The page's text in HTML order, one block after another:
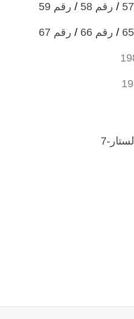
/ رقم 58 / رقم 59
/ رقم 66 / رقم 67
الستار-7